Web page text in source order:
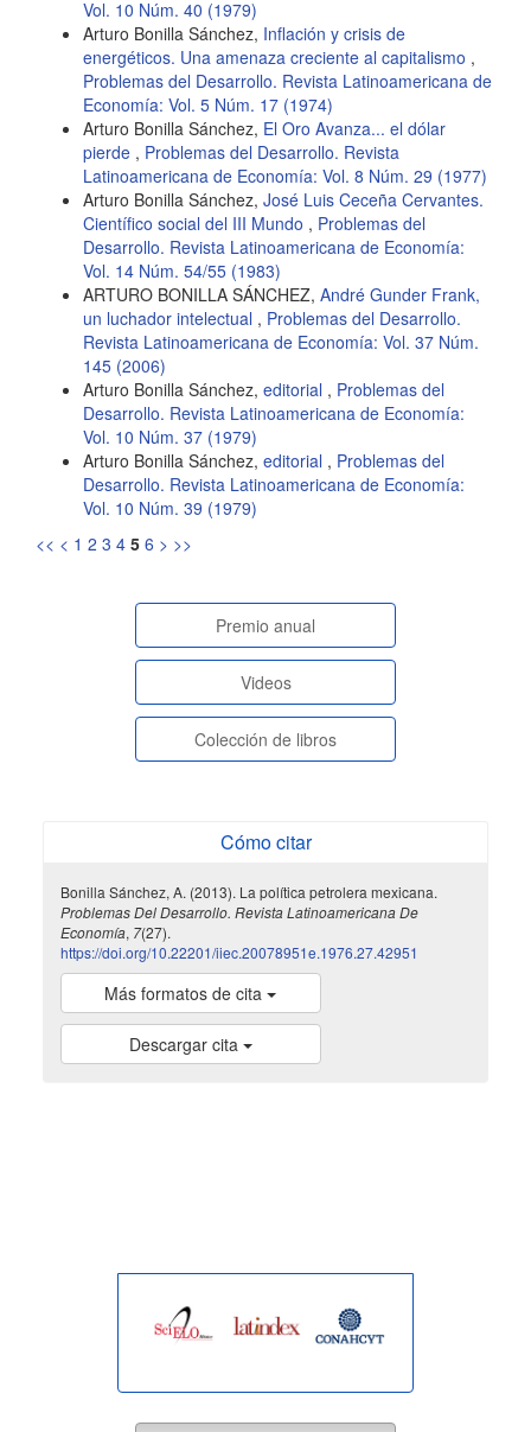
Vol. 10 Núm. 40 (1979)
Arturo Bonilla Sánchez, Inflación y crisis de
energéticos. Una amenaza creciente al capitalismo ,
Problemas del Desarrollo. Revista Latinoamericana de
Economía: Vol. 5 Núm. 17 (1974)
Arturo Bonilla Sánchez, El Oro Avanza... el dólar
pierde , Problemas del Desarrollo. Revista
Latinoamericana de Economía: Vol. 8 Núm. 29 (1977)
Arturo Bonilla Sánchez, José Luis Ceceña Cervantes.
Científico social del III Mundo , Problemas del
Desarrollo. Revista Latinoamericana de Economía:
Vol. 14 Núm. 54/55 (1983)
ARTURO BONILLA SÁNCHEZ, André Gunder Frank,
un luchador intelectual , Problemas del Desarrollo.
Revista Latinoamericana de Economía: Vol. 37 Núm.
145 (2006)
Arturo Bonilla Sánchez, editorial , Problemas del
Desarrollo. Revista Latinoamericana de Economía:
Vol. 10 Núm. 37 (1979)
Arturo Bonilla Sánchez, editorial , Problemas del
Desarrollo. Revista Latinoamericana de Economía:
Vol. 10 Núm. 39 (1979)
<< < 1 2 3 4 5 6 > >>
paginasespeciales
Premio anual
Videos
Colección de libros
Cómo citar
Bonilla Sánchez, A. (2013). La política petrolera mexicana.
Problemas Del Desarrollo. Revista Latinoamericana De
Economía, 7(27).
https://doi.org/10.22201/iiec.20078951e.1976.27.42951
Más formatos de cita
Descargar cita